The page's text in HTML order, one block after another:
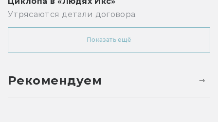
Утрясаются детали договора.
Показать ещё
Рекомендуем